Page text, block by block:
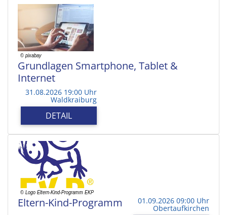
Grundlagen Smartphone, Tablet &
Internet
31.08.2026 19:00 Uhr
Waldkraiburg
DETAIL
Eltern-Kind-Programm 01.09.2026 09:00 Uhr
Obertaufkirchen